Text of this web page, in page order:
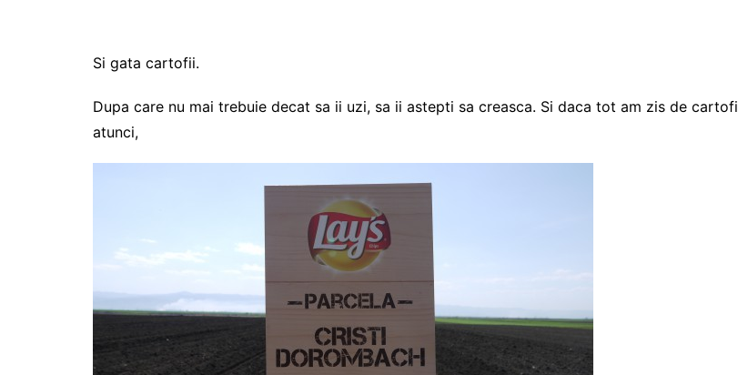
Si gata cartofii.
Dupa care nu mai trebuie decat sa ii uzi, sa ii astepti sa creasca. Si daca tot am zis de cartofi
atunci,